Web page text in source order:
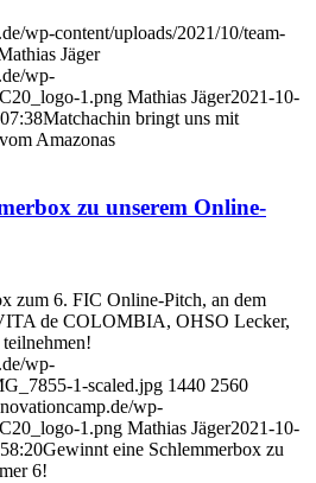
wp-content/uploads/2021/10/team-
Jäger
wp-
1.png Mathias Jäger2021-10-
Matchachin bringt uns mit
Amazonas
zu unserem Online-
zum 6. FIC Online-Pitch, an dem
de COLOMBIA, OHSO Lecker,
wp-
1-scaled.jpg 1440 2560
wp-
1.png Mathias Jäger2021-10-
Gewinnt eine Schlemmerbox zu
6!